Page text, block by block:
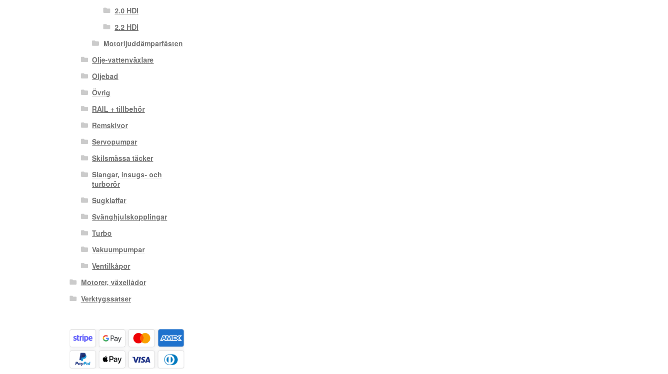
2.0 HDI
2.2 HDI
Motorljuddämparfästen
Olje-vattenväxlare
Oljebad
Övrig
RAIL + tillbehör
Remskivor
Servopumpar
Skilsmässa täcker
Slangar, insugs- och
turborör
Sugklaffar
Svänghjulskopplingar
Turbo
Vakuumpumpar
Ventilkåpor
Motorer, växellådor
Verktygssatser